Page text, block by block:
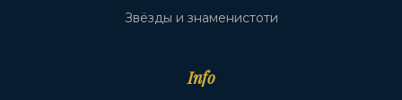
Звёзды и знаменистоти
Info